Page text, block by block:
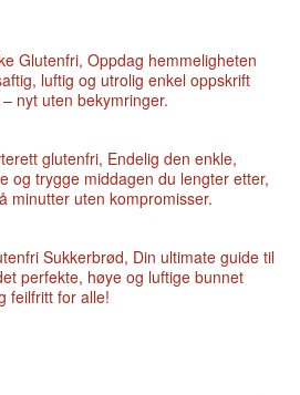
Glutenfri, Oppdag hemmeligheten
luftig og utrolig enkel oppskrift
nyt uten bekymringer.
glutenfri, Endelig den enkle,
og trygge middagen du lengter etter,
minutter uten kompromisser.
Sukkerbrød, Din ultimate guide til
perfekte, høye og luftige bunnet
feilfritt for alle!